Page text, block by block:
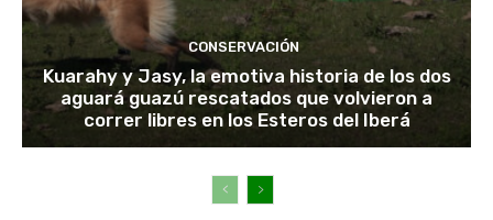
CONSERVACIÓN
Kuarahy y Jasy, la emotiva historia de los dos
aguará guazú rescatados que volvieron a
correr libres en los Esteros del Iberá